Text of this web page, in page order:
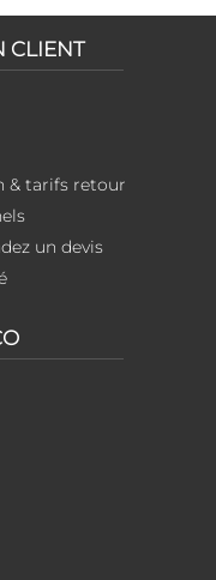
CLIENT
& tarifs retour
un devis